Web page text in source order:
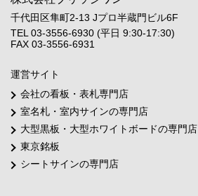
千代田区隼町2-13 Jプロ半蔵門ビル6F
TEL 03-3556-6930 (平日 9:30-17:30)
FAX 03-3556-6931
運営サイト
会社の看板・表札専門店
室名札・室内サインの専門店
大型黒板・大型ホワイトボードの専門店
東京銘板
シートサインの専門店